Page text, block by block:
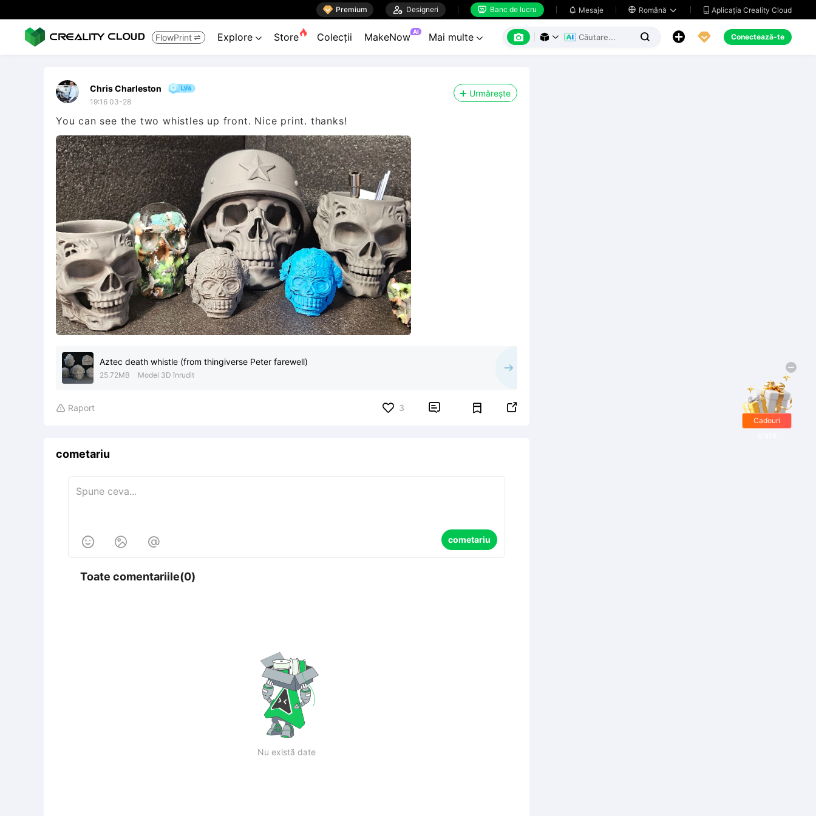
 Premium  Designeri  Banc de lucru  Mesaje  Română   Aplicația Creality Cloud
FlowPrint  Explore  Store Colecții MakeNow AI Mai multe        Conectează-te
Chris Charleston
19:16 03-28
Urmărește
You can see the two whistles up front. Nice print. thanks!
Aztec death whistle (from thingiverse Peter farewell)
25.72MB Model 3D înrudit
 Raport 3  
cometariu
   cometariu
Toate comentariile(0)
Nu există date
Cadouri